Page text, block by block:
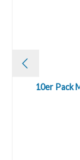
10er Pack